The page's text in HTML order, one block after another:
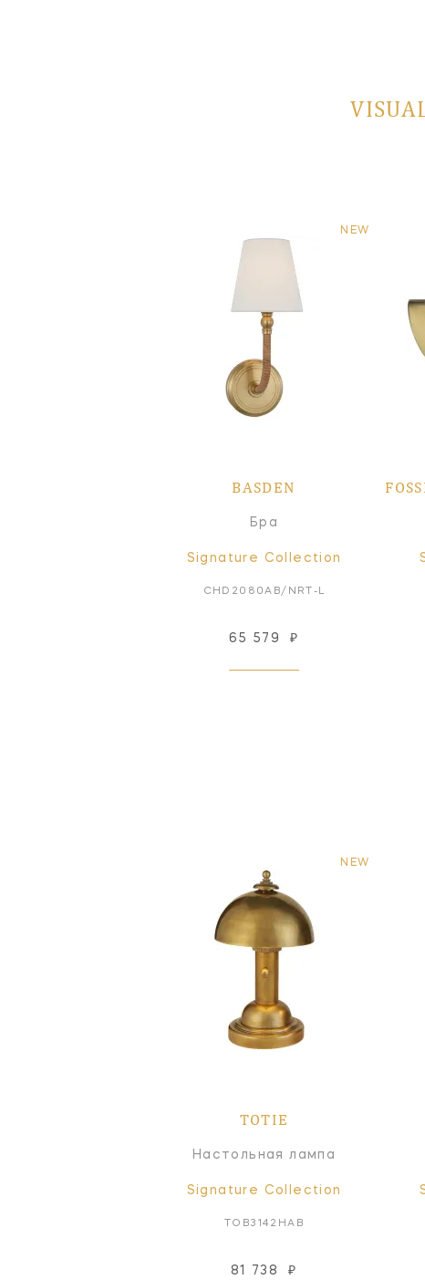
NEW
BASDEN
Бра
Signature Collection
CHD2080AB/NRT-L
65 579 ₽
NEW
TOTIE
Настольная лампа
Signature Collection
TOB3142HAB
81 738 ₽